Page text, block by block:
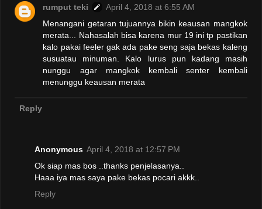
rumput teki
April 4, 2018 at 6:55 AM
Menangani getaran tujuannya bikin keausan mangkok
merata... Nahasalah bisa karena mur 19 ini tp pastikan
kalo pakai feeler gak ada pake seng saja bekas kaleng
susuatau minuman. Kalo lurus pun kadang masih
nunggu agar mangkok kembali senter kembali
menunggu keausan merata
Reply
Anonymous April 4, 2018 at 12:57 PM
Ok siap mas bos ..thanks penjelasanya..
Haaa iya mas saya pake bekas pocari akkk..
Reply